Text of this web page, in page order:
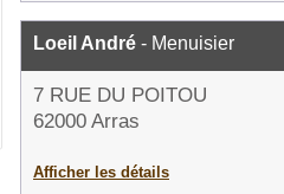
Loeil André - Menuisier
7 RUE DU POITOU
62000 Arras
Afficher les détails